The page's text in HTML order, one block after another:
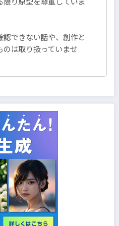
できない話や、創作と
のは取り扱っていませ